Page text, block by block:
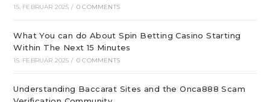
15. FEBRUAR 2025 / 0 COMMENTS
What You can do About Spin Betting Casino Starting
Within The Next 15 Minutes
15. FEBRUAR 2025 / 0 COMMENTS
Understanding Baccarat Sites and the Onca888 Scam